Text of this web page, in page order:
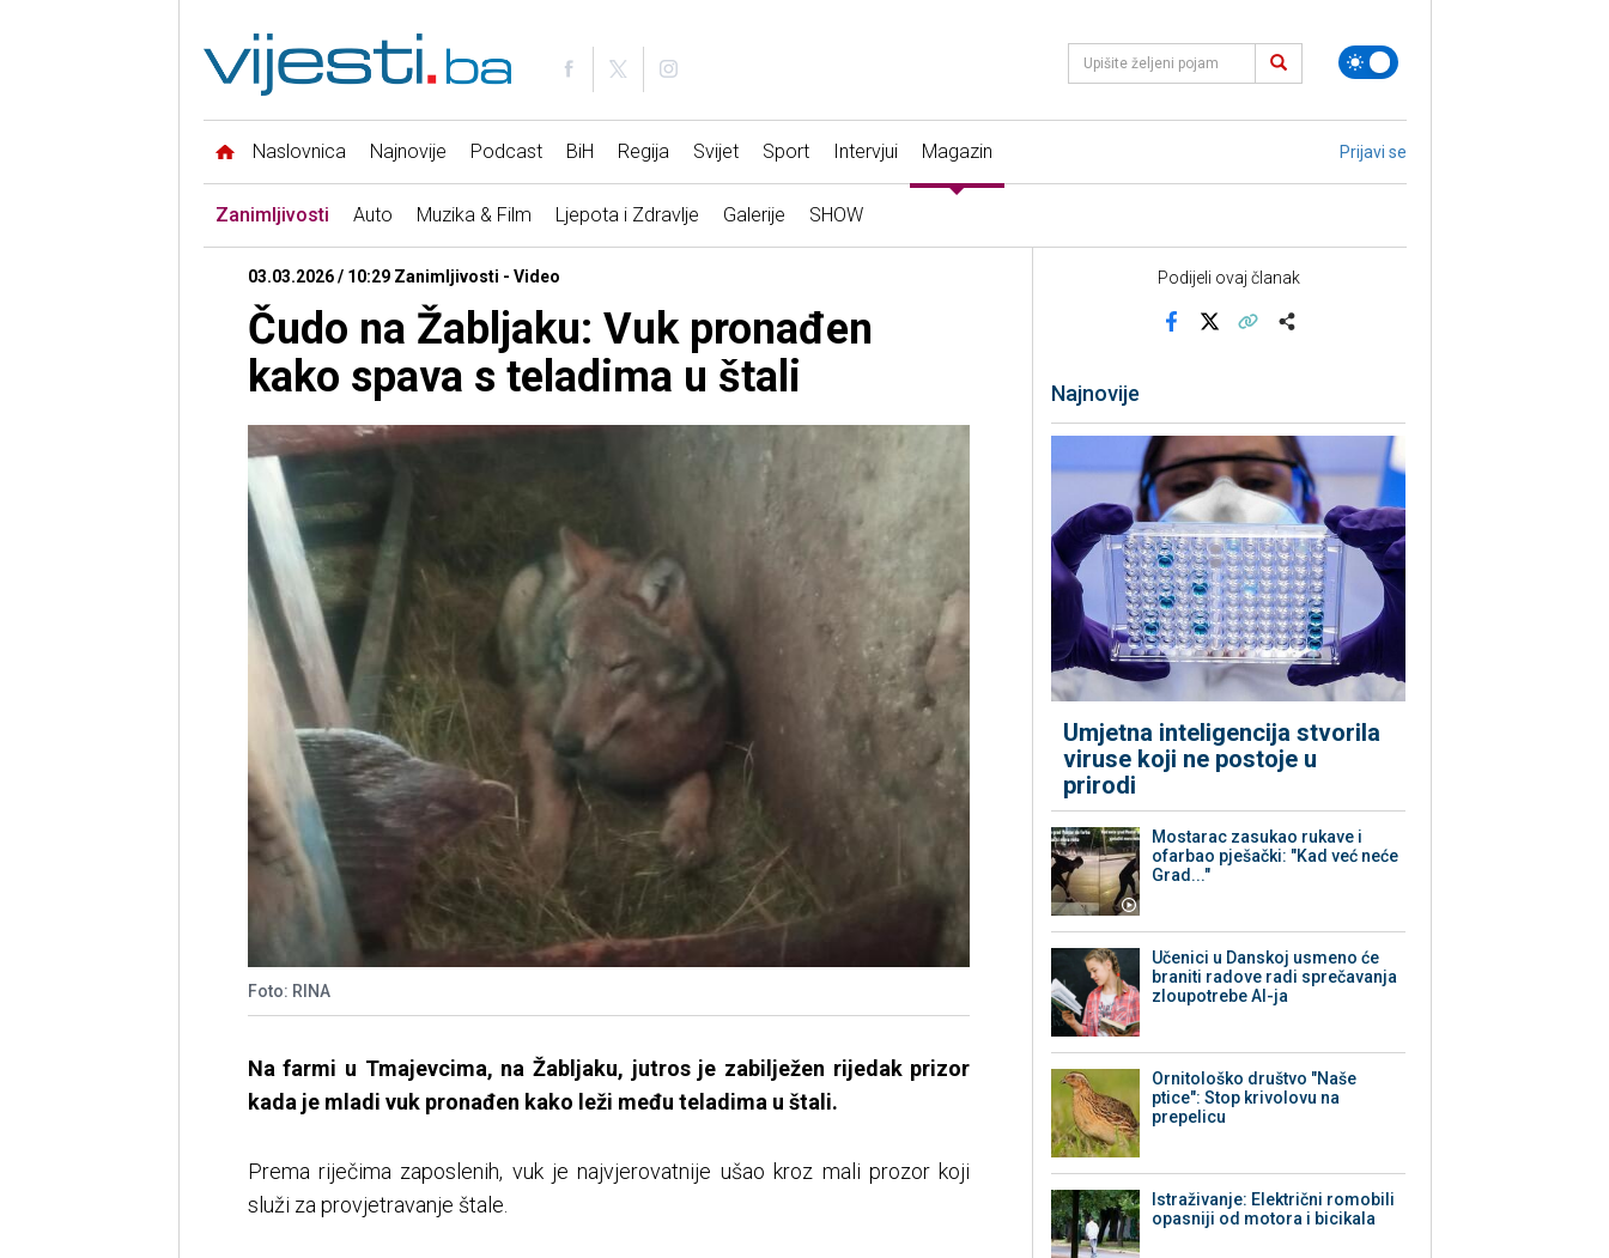
Naslovnica Najnovije Podcast BiH Regija Svijet Sport Intervjui Magazin Prijavi se
Zanimljivosti Auto Muzika & Film Ljepota i Zdravlje Galerije SHOW
03.03.2026 / 10:29 Zanimljivosti - Video
Čudo na Žabljaku: Vuk pronađen
kako spava s teladima u štali
Foto: RINA
Na farmi u Tmajevcima, na Žabljaku, jutros je zabilježen rijedak prizor
kada je mladi vuk pronađen kako leži među teladima u štali.
Prema riječima zaposlenih, vuk je najvjerovatnije ušao kroz mali prozor koji
služi za provjetravanje štale.
Podijeli ovaj članak
Najnovije
Umjetna inteligencija stvorila
viruse koji ne postoje u
prirodi
Mostarac zasukao rukave i
ofarbao pješački: "Kad već neće
Grad..."
Učenici u Danskoj usmeno će
braniti radove radi sprečavanja
zloupotrebe AI-ja
Ornitološko društvo "Naše
ptice": Stop krivolovu na
prepelicu
Istraživanje: Električni romobili
opasniji od motora i bicikala